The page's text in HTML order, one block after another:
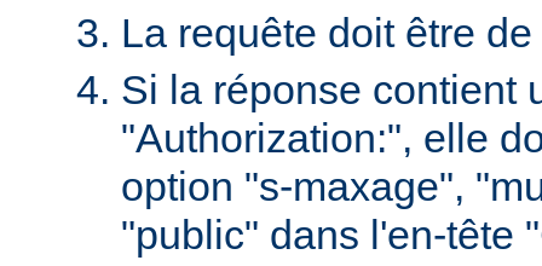
La requête doit être
Si la réponse contient
"Authorization:", elle
option "s-maxage",
"public" dans l'en-tête